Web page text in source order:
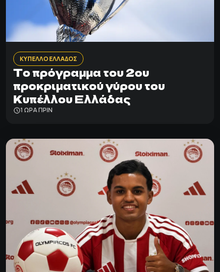
ΚΥΠΕΛΛΟ ΕΛΛΑΔΟΣ
Το πρόγραμμα του 2ου
προκριματικού γύρου του
Κυπέλλου Ελλάδας
1 ΩΡΑ ΠΡΙΝ